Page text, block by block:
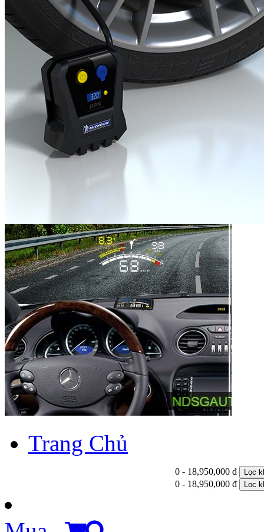
Trang Chủ
0 - 18,950,000 đ Lọc
0 - 18,950,000 đ Lọc